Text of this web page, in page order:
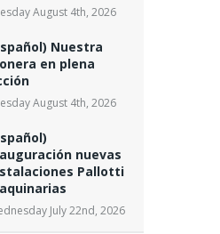
August 4th, 2026
Nuestra
en plena
August 4th, 2026
nuevas
Pallotti
July 22nd, 2026